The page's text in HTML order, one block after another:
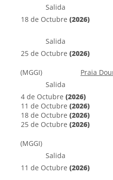
Salida
18 de Octubre (2026)
Salida
25 de Octubre (2026)
(MGGI) Praia
Salida
4 de Octubre (2026)
11 de Octubre (2026)
18 de Octubre (2026)
25 de Octubre (2026)
(MGGI)
Salida
11 de Octubre (2026)